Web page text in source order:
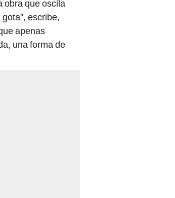
obra que oscila
escribe,
apenas
una forma de